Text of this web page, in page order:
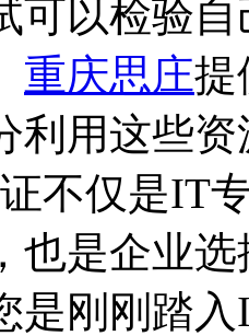
可以检验
重庆思庄提
利用这些
不仅是IT
也是企业
是刚刚踏